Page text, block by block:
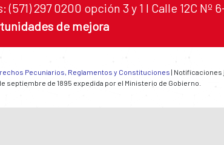
297 0200 opción 3 y 1 I Calle 12C Nº
de mejora
Pecuniarios, Reglamentos y Constituciones | Notificaciones
septiembre de 1895 expedida por el Ministerio de Gobierno.